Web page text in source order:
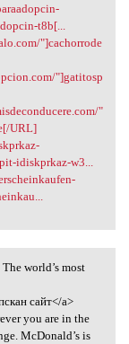
t8b[...
"]cachorrode
"]gatitosp
"
URL]
idiskprkaz-w3...
world’s most
сайт</a>
you are in the
McDonald’s is